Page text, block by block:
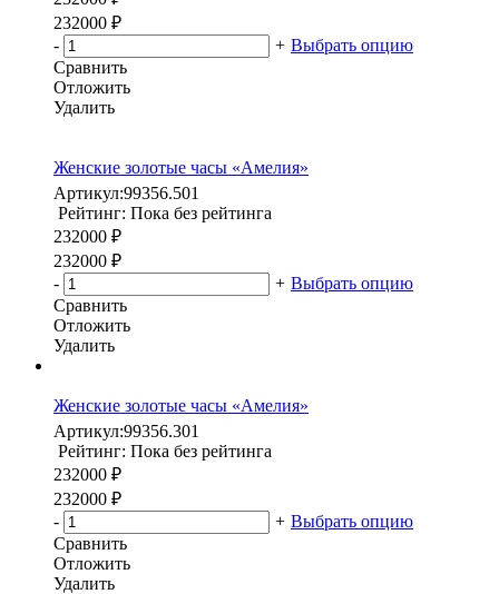
232000 ₽
-
+ Выбрать опцию
Сравнить
Отложить
Удалить
Женские золотые часы «Амелия»
Артикул:99356.501
Рейтинг: Пока без рейтинга
232000 ₽
232000 ₽
-
+ Выбрать опцию
Сравнить
Отложить
Удалить
Женские золотые часы «Амелия»
Артикул:99356.301
Рейтинг: Пока без рейтинга
232000 ₽
232000 ₽
-
+ Выбрать опцию
Сравнить
Отложить
Удалить